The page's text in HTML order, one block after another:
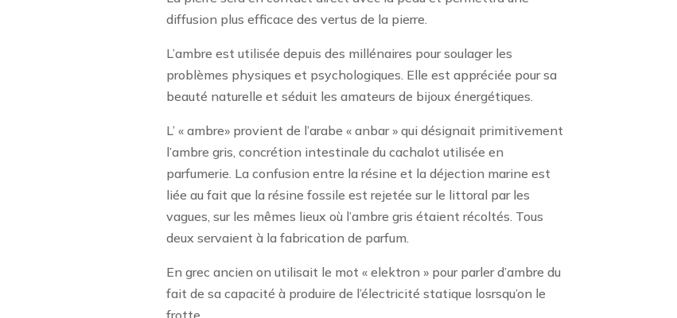
diffusion plus efficace des vertus de la pierre.
L’ambre est utilisée depuis des millénaires pour soulager les
problèmes physiques et psychologiques. Elle est appréciée pour sa
beauté naturelle et séduit les amateurs de bijoux énergétiques.
L’ « ambre» provient de l’arabe « anbar » qui désignait primitivement
l’ambre gris, concrétion intestinale du cachalot utilisée en
parfumerie. La confusion entre la résine et la déjection marine est
liée au fait que la résine fossile est rejetée sur le littoral par les
vagues, sur les mêmes lieux où l’ambre gris étaient récoltés. Tous
deux servaient à la fabrication de parfum.
En grec ancien on utilisait le mot « elektron » pour parler d’ambre du
fait de sa capacité à produire de l’électricité statique losrsqu’on le
frotte.